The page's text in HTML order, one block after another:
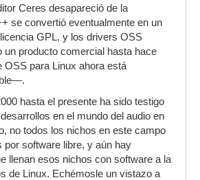
Ceres desapareció de la
se convertió eventualmente en un
GPL, y los drivers OSS
un producto comercial hasta hace
para Linux ahora está
hasta el presente ha sido testigo
en el mundo del audio en
no todos los nichos en este campo
por software libre, y aún hay
llenan esos nichos con software a la
de Linux. Echémosle un vistazo a